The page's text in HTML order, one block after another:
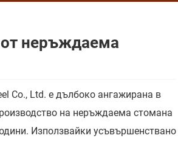
неръждаема
Co., Ltd. е дълбоко ангажирана в
на неръждаема стомана
Използвайки усъвършенствано